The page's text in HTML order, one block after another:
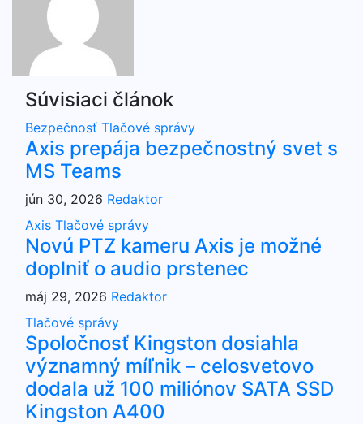
Súvisiaci článok
Bezpečnosť Tlačové správy
Axis prepája bezpečnostný svet s
MS Teams
jún 30, 2026 Redaktor
Axis Tlačové správy
Novú PTZ kameru Axis je možné
doplniť o audio prstenec
máj 29, 2026 Redaktor
Tlačové správy
Spoločnosť Kingston dosiahla
významný míľnik – celosvetovo
dodala už 100 miliónov SATA SSD
Kingston A400